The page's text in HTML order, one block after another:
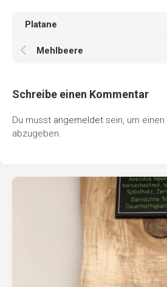
Platane
Mehlbeere
Schreibe einen Kommentar
Du musst angemeldet sein, um
abzugeben.